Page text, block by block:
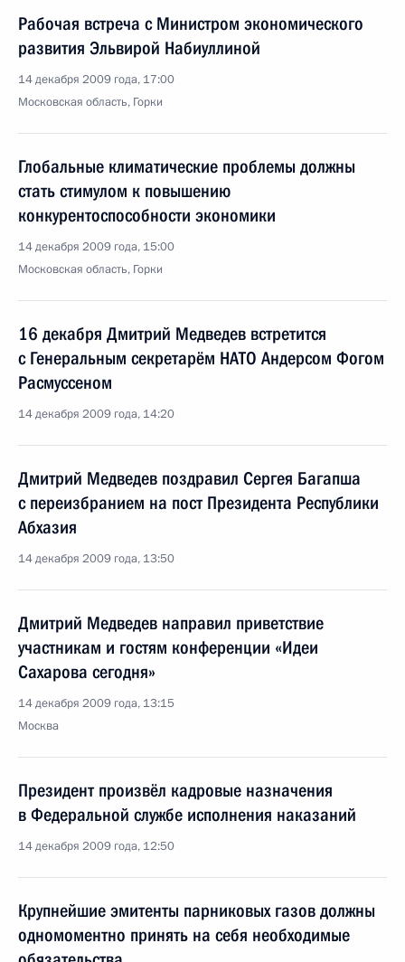
Рабочая встреча с Министром экономического
развития Эльвирой Набиуллиной
14 декабря 2009 года, 17:00
Московская область, Горки
Глобальные климатические проблемы должны
стать стимулом к повышению
конкурентоспособности экономики
14 декабря 2009 года, 15:00
Московская область, Горки
16 декабря Дмитрий Медведев встретится
с Генеральным секретарём НАТО Андерсом Фогом
Расмуссеном
14 декабря 2009 года, 14:20
Дмитрий Медведев поздравил Сергея Багапша
с переизбранием на пост Президента Республики
Абхазия
14 декабря 2009 года, 13:50
Дмитрий Медведев направил приветствие
участникам и гостям конференции «Идеи
Сахарова сегодня»
14 декабря 2009 года, 13:15
Москва
Президент произвёл кадровые назначения
в Федеральной службе исполнения наказаний
14 декабря 2009 года, 12:50
Крупнейшие эмитенты парниковых газов должны
одномоментно принять на себя необходимые